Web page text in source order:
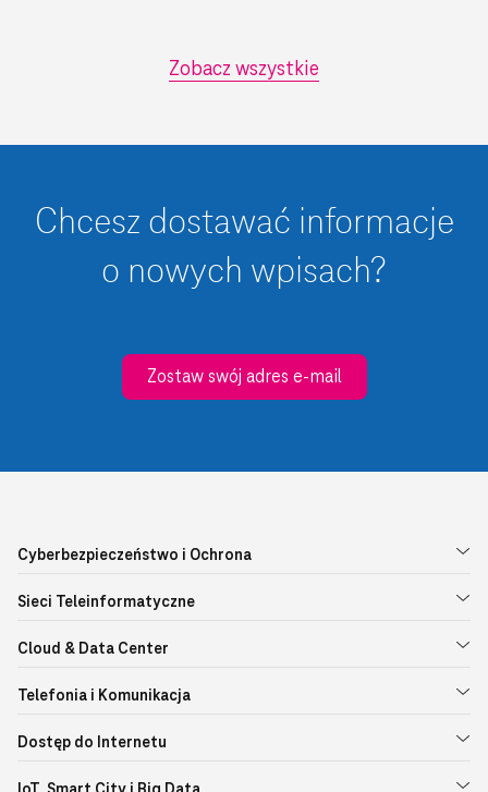
Zobacz wszystkie
Chcesz dostawać informacje
o nowych wpisach?
Zostaw swój adres e-mail
Cyberbezpieczeństwo i Ochrona
Sieci Teleinformatyczne
Cloud & Data Center
Telefonia i Komunikacja
Dostęp do Internetu